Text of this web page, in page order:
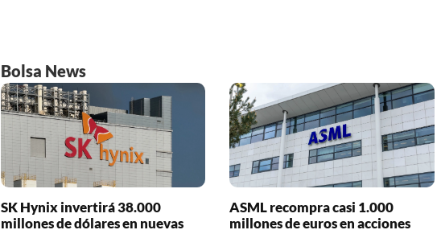
Bolsa News
SK Hynix invertirá 38.000
millones de dólares en nuevas
ASML recompra casi 1.000
millones de euros en acciones